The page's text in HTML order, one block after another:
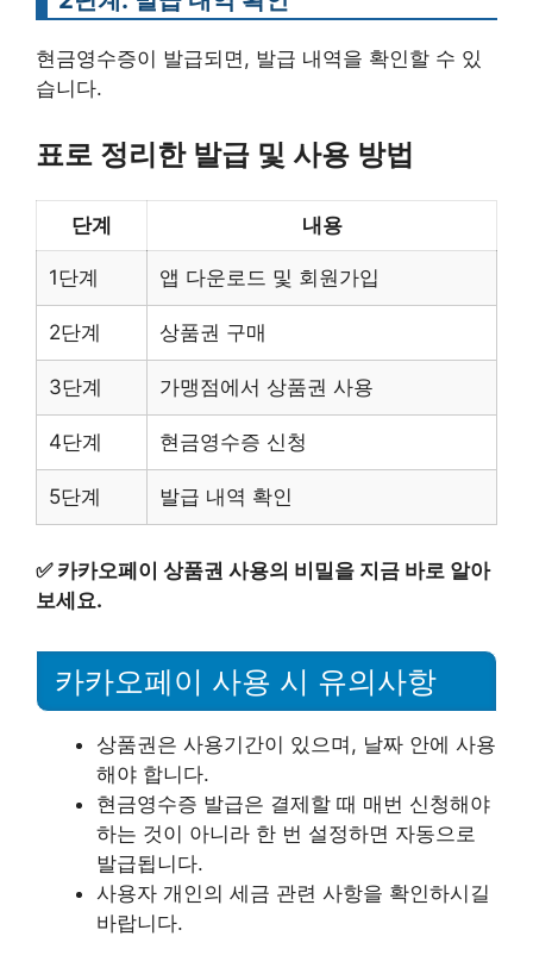
현금영수증이 발급되면, 발급 내역을 확인할 수 있
습니다.
표로 정리한 발급 및 사용 방법
단계 내용
1단계 앱 다운로드 및 회원가입
2단계 상품권 구매
3단계 가맹점에서 상품권 사용
4단계 현금영수증 신청
5단계 발급 내역 확인
✅ 카카오페이 상품권 사용의 비밀을 지금 바로 알아
보세요.
카카오페이 사용 시 유의사항
상품권은 사용기간이 있으며, 날짜 안에 사용
해야 합니다.
현금영수증 발급은 결제할 때 매번 신청해야
하는 것이 아니라 한 번 설정하면 자동으로
발급됩니다.
사용자 개인의 세금 관련 사항을 확인하시길
바랍니다.